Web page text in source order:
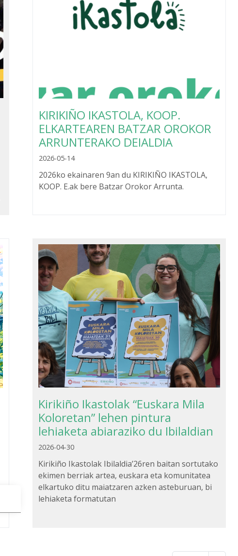
KIRIKIÑO IKASTOLA, KOOP.
ELKARTEAREN BATZAR OROKOR
ARRUNTERAKO DEIALDIA
2026-05-14
2026ko ekainaren 9an du KIRIKIÑO IKASTOLA,
KOOP. E.ak bere Batzar Orokor Arrunta.
Kirikiño Ikastolak “Euskara Mila
Koloretan” lehen pintura
lehiaketa abiaraziko du Ibilaldian
2026-04-30
Kirikiño Ikastolak Ibilaldia’26ren baitan sortutako
ekimen berriak artea, euskara eta komunitatea
elkartuko ditu maiatzaren azken asteburuan, bi
lehiaketa formatutan